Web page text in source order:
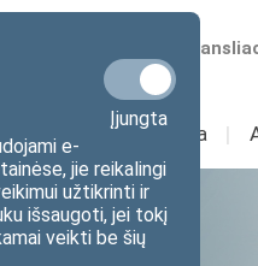
Įjungta
e-
jie reikalingi
užtikrinti ir
išsaugoti, jei tokį
veikti be šių
Numatomos
Sudėtis Veikla I